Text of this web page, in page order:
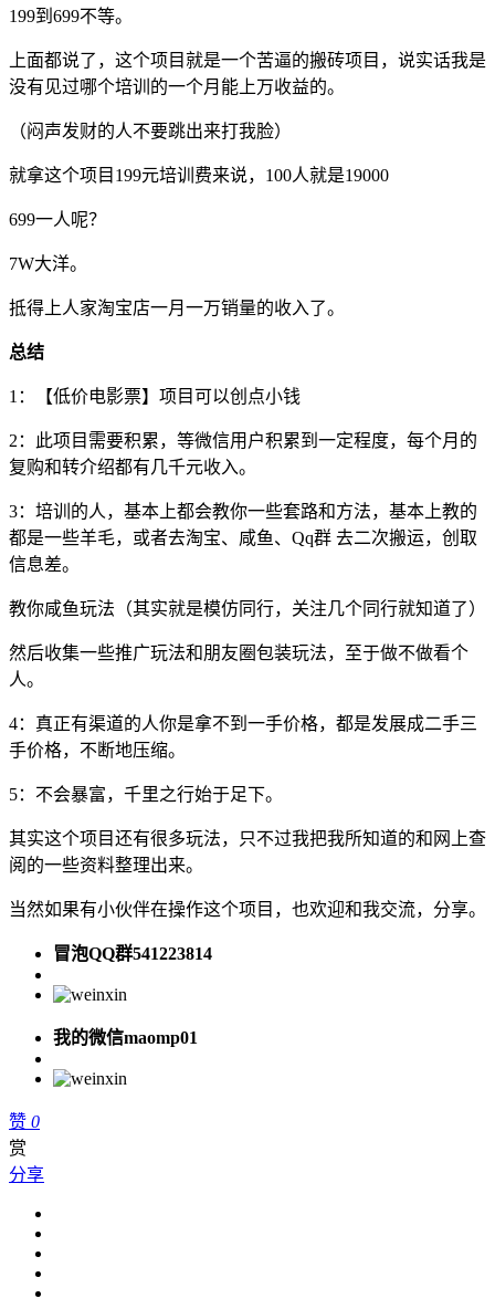
199到699不等。
上面都说了，这个项目就是一个苦逼的搬砖项目，说实话我是
没有见过哪个培训的一个月能上万收益的。
（闷声发财的人不要跳出来打我脸）
就拿这个项目199元培训费来说，100人就是19000
699一人呢？
7W大洋。
抵得上人家淘宝店一月一万销量的收入了。
总结
1：【低价电影票】项目可以创点小钱
2：此项目需要积累，等微信用户积累到一定程度，每个月的
复购和转介绍都有几千元收入。
3：培训的人，基本上都会教你一些套路和方法，基本上教的
都是一些羊毛，或者去淘宝、咸鱼、Qq群 去二次搬运，创取
信息差。
教你咸鱼玩法（其实就是模仿同行，关注几个同行就知道了）
然后收集一些推广玩法和朋友圈包装玩法，至于做不做看个
人。
4：真正有渠道的人你是拿不到一手价格，都是发展成二手三
手价格，不断地压缩。
5：不会暴富，千里之行始于足下。
其实这个项目还有很多玩法，只不过我把我所知道的和网上查
阅的一些资料整理出来。
当然如果有小伙伴在操作这个项目，也欢迎和我交流，分享。
冒泡QQ群541223814
我的微信maomp01
赞 0
赏
分享